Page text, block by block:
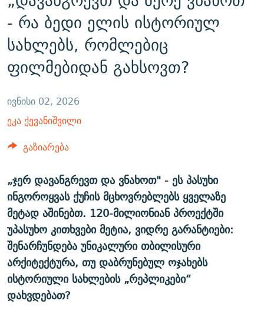
ᲛᲝᲚᲐᲞᲐᲠᲐᲙᲔ ᲢᲔᲥᲡᲢᲔᲑᲘ
ᲨᲘᲜ - ᲣᲪᲮᲝᲔᲗᲨᲘ
ᲚᲘᲢᲔᲠᲐᲢᲣᲠᲣᲚᲘ ᲬᲐᲮᲜᲐᲒᲔᲑᲘ
ᲐᲛᲔᲠᲘᲙᲣᲚᲘ ᲛᲝᲗᲮᲠᲝᲑᲐ
ᲘᲛᲞᲔᲠᲘᲐ ᲓᲐ ᲠᲐᲓᲘᲝ
ᲩᲔᲛᲘ ᲡᲘᲙᲕᲓᲘᲚᲘᲡ ᲛᲘᲖᲔᲖᲘᲐ COVID-19
11 ᲬᲔᲚᲘ - 11 ᲐᲛᲑᲐᲕᲘ
ᲡᲐᲞᲐᲠᲚᲐᲛᲔᲜᲢᲝ ᲐᲠᲩᲔᲕᲜᲔᲑᲘᲡ ᲘᲡᲢᲝᲠᲘᲐ
ᲑᲐᲕᲨᲕᲔᲑᲘ ᲞᲠᲝᲡᲢᲘᲢᲣᲪᲘᲐᲨᲘ - ᲐᲛᲝᲣᲗᲥᲛᲔᲚᲘ ᲐᲛᲑᲐᲕᲘ
5 ᲐᲛᲑᲐᲕᲘ - 20 ᲘᲕᲜᲘᲡᲡ ᲓᲐᲨᲐᲕᲔᲑᲣᲚᲔᲑᲘ
ᲐᲒᲕᲘᲡᲢᲝᲡ ᲝᲛᲘ
ᲒᲐᲛᲝᲘᲬᲔᲠᲔ
- რა ბედი ელის ისტორიულ
სახლებს, რომლებიც
ფილმებიდან გახსოვთ?
ივნისი 02, 2026
ეკა ქევანიშვილი
გაზიარება
„ჯერ დავანგრევთ და ვნახოთ" - ეს პასუხი
ინგოროყვას ქუჩის მცხოვრებლებს ყველაზე
მეტად აშინებთ. 120-მილიონიან პროექტში
უპასუხო კითხვები მეტია, ვიდრე გარანტიები:
შენარჩუნდება უნიკალური თბილისური
არქიტექტურა, თუ დაბრუნებულ ოჯახებს
ისტორიული სახლების „რეპლიკები“
დახვდებათ?